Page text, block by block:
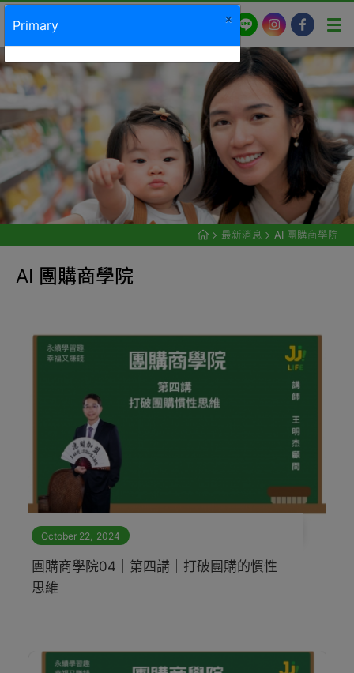
LINE InstagramFacebook
最新消息 AI 團購商學院
AI 團 購商學院
October 22 2024
團購商學院04｜第四講｜打破團購的慣性
思維
Primary ×